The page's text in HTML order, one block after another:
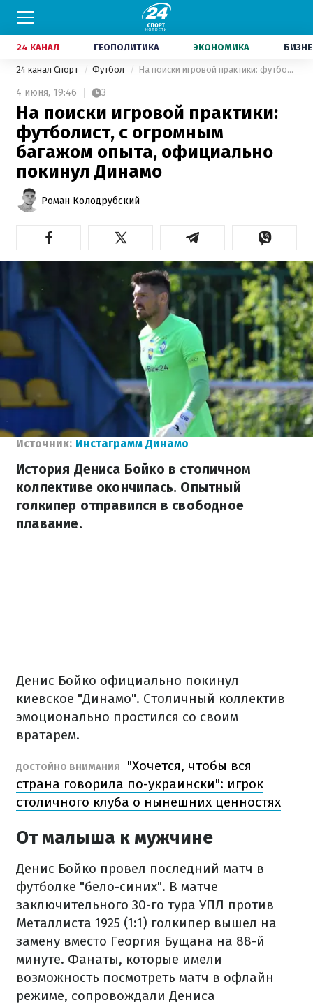
24 КАНАЛ ГЕОПОЛИТИКА ЭКОНОМИКА
24 канал Спорт Футбол На поиски игровой практики: футболист, с огромным багажом опыта, официально покинул Динамо
4 июня, 19:46 3
На поиски игровой практики:
футболист, с огромным
багажом опыта, официально
покинул Динамо
Роман Колодрубский
Источник: Инстаграмм Динамо
История Дениса Бойко в столичном
коллективе окончилась. Опытный
голкипер отправился в свободное
плавание.
Денис Бойко официально покинул
киевское "Динамо". Столичный коллектив
эмоционально простился со своим
вратарем.
ДОСТОЙНО ВНИМАНИЯ
"Хочется, чтобы вся
страна говорила по-украински": игрок
столичного клуба о нынешних ценностях
От малыша к мужчине
Денис Бойко провел последний матч в
футболке "бело-синих". В матче
заключительного 30-го тура УПЛ против
Металлиста 1925 (1:1) голкипер вышел на
замену вместо Георгия Бущана на 88-й
минуте. Фанаты, которые имели
возможность посмотреть матч в офлайн
режиме, сопровождали Дениса